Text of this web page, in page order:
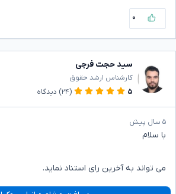
۰
سید حجت فرجی
کارشناس ارشد حقوق
۵
(۲۴) دیدگاه
۵ سال پیش
با سلام
می تواند به آخرین رای استناد نماید.